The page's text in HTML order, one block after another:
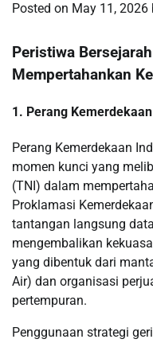
Posted on May 11, 2026
Peristiwa
Mempertahankan
1. Perang
Perang Kemerdekaan
momen kunci yang
(TNI) dalam
Proklamasi
tantangan langsung
mengembalikan
yang dibentuk dari
Air) dan organisasi
pertempuran.
Penggunaan strategi